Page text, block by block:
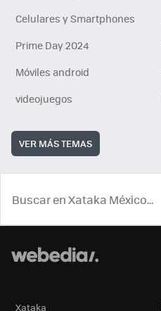
Celulares y Smartphones
Prime Day 2024
Móviles android
videojuegos
VER MÁS TEMAS
Xataka